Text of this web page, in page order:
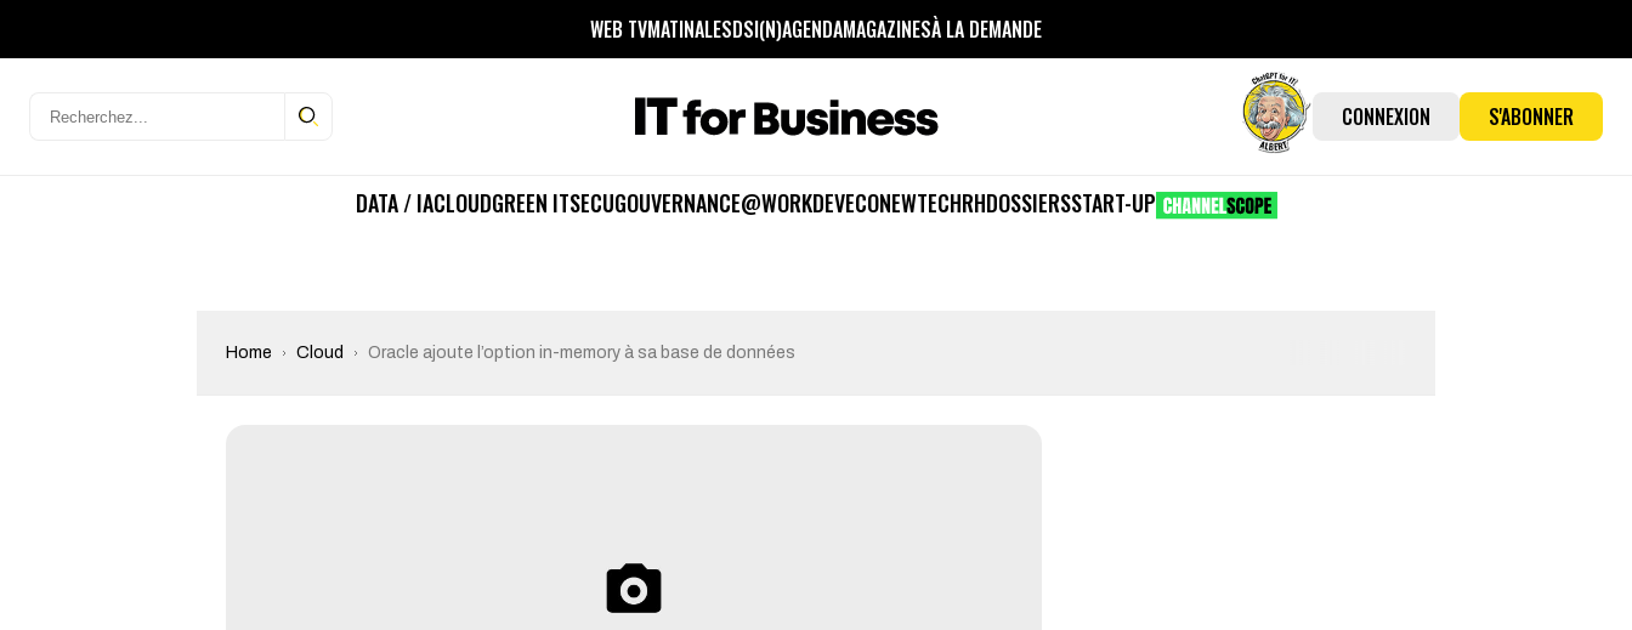
WEB TVMATINALESDSI(N)AGENDAMAGAZINESÀ LA DEMANDE
CONNEXION S'ABONNER
DATA / IACLOUDGREEN ITSECUGOUVERNANCE@WORKDEVECONEWTECHRHDOSSIERSSTART-UP
Home Cloud Oracle ajoute l’option in-memory à sa base de données